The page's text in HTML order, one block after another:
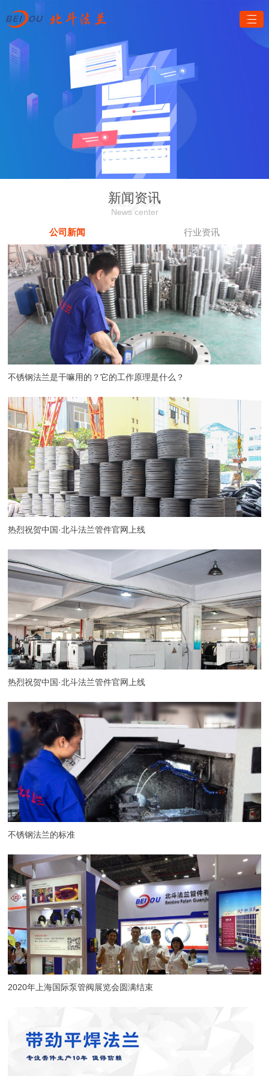
新闻资讯
News center
公司新闻 行业资讯
不锈钢法兰是干嘛用的？它的工作原理是什么？
热烈祝贺中国·北斗法兰管件官网上线
热烈祝贺中国·北斗法兰管件官网上线
不锈钢法兰的标准
2020年上海国际泵管阀展览会圆满结束